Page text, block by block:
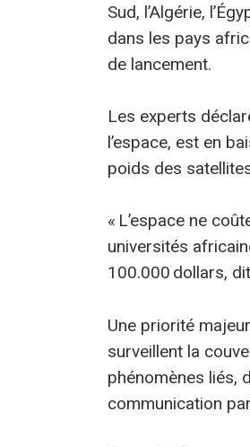
Sud, l’Algérie,
dans les pays
de lancement.
Les experts
l’espace, est en
poids des
« L’espace ne
universités
100.000 dollars,
Une priorité
surveillent la
phénomènes liés,
communication